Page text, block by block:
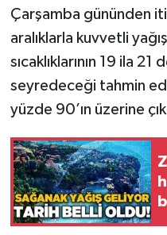
Çarşamba gününden
aralıklarla kuvvetli
sıcaklıklarının 19 ila 21
seyredeceği tahmin
yüzde 90’ın üzerine
Kültür - Sanat
MAGAZİN
Politika
Resmi İlan
Röportaj